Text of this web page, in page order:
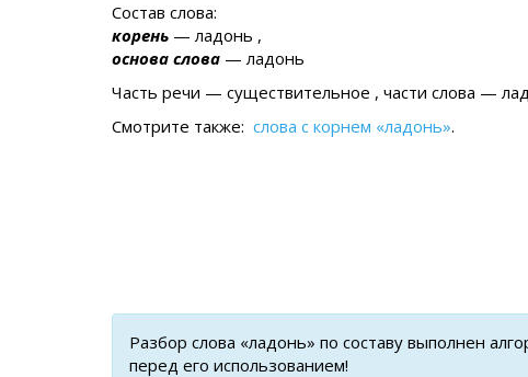
Состав слова:
корень — ладонь ,
основа слова — ладонь
Часть речи — существительное , части слова —
Смотрите также: слова с корнем «ладонь».
Разбор слова «ладонь» по составу выполнен
перед его использованием!